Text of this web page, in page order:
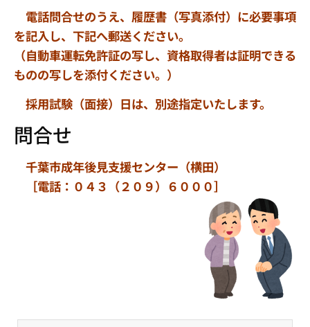
電話問合せのうえ、履歴書（写真添付）に必要事項
を記入し、下記へ郵送ください。
（自動車運転免許証の写し、資格取得者は証明できる
ものの写しを添付ください。）
採用試験（面接）日は、別途指定いたします。
問合せ
千葉市成年後見支援センター（横田）
［電話：０４３（２０９）６０００］